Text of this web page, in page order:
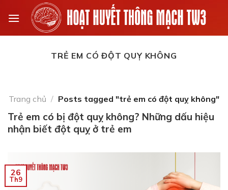
TRẺ EM CÓ ĐỘT QUỴ KHÔNG
Trang chủ / Posts tagged "trẻ em có đột quỵ không"
Trẻ em có bị đột quỵ không? Những dấu hiệu
nhận biết đột quỵ ở trẻ em
26
Th9